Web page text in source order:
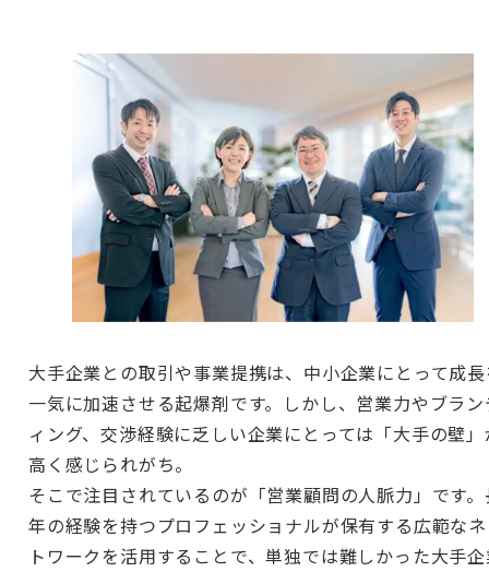
大手企業との取引や事業提携は、中小企業にとって成
一気に加速させる起爆剤です。しかし、営業力やブラ
ィング、交渉経験に乏しい企業にとっては「大手の壁
高く感じられがち。
そこで注目されているのが「営業顧問の人脈力」です
年の経験を持つプロフェッショナルが保有する広範な
トワークを活用することで、単独では難しかった大手